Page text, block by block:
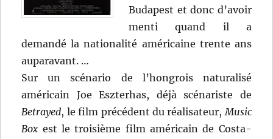
Budapest et donc d’avoir
menti quand il a
demandé la nationalité américaine trente ans
auparavant. …
Sur un scénario de l’hongrois naturalisé
américain Joe Eszterhas, déjà scénariste de
Betrayed, le film précédent du réalisateur,Music
Box est le troisième film américain de Costa-